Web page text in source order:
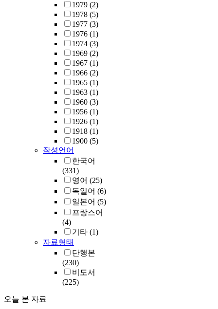
1979 (2)
1978 (5)
1977 (3)
1976 (1)
1974 (3)
1969 (2)
1967 (1)
1966 (2)
1965 (1)
1963 (1)
1960 (3)
1956 (1)
1926 (1)
1918 (1)
1900 (5)
작성언어
한국어
(331)
영어 (25)
독일어 (6)
일본어 (5)
프랑스어
(4)
기타 (1)
자료형태
단행본
(230)
비도서
(225)
오늘 본 자료